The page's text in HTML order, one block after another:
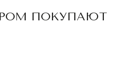
ПОКУПАЮТ
зарегистрируйтесь,
чтобы добавить товар в